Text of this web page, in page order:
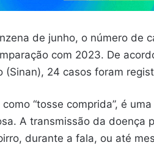
de junho, o número de
com 2023. De
24 casos foram
“tosse comprida”, é
A transmissão da doença
durante a fala, ou até